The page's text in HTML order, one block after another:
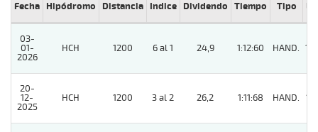
Fecha Hipódromo Distancia Indice Dividendo Tiempo Tipo Lº
03-
01-
2026
HCH 1200 6 al 1 24,9 1:12:60 HAND. 14
20-
12-
2025
HCH 1200 3 al 2 26,2 1:11:68 HAND. 13